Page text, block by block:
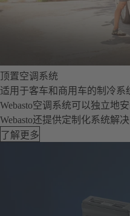
顶置空调系统
适用于客车和商用车的制冷系
Webasto空调系统可以独立地
Webasto还提供定制化系统解
了解更多